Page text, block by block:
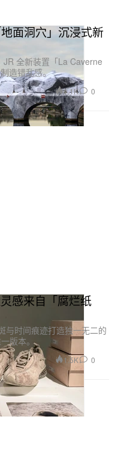
面洞穴」沉浸式新
全新装置「La Caverne
造错乱感。
1.1K 0
感来自「腐烂纸
与时间痕迹打造独一无二的
版本。
1.5K 0